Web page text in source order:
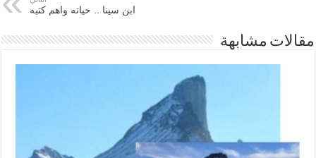
ابن سينا .. حياته واهم كتبه
مقالات مشابهة